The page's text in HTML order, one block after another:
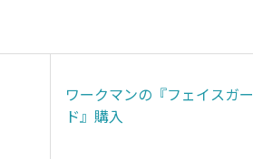
ワークマンの『フェイスガー
ド』購入